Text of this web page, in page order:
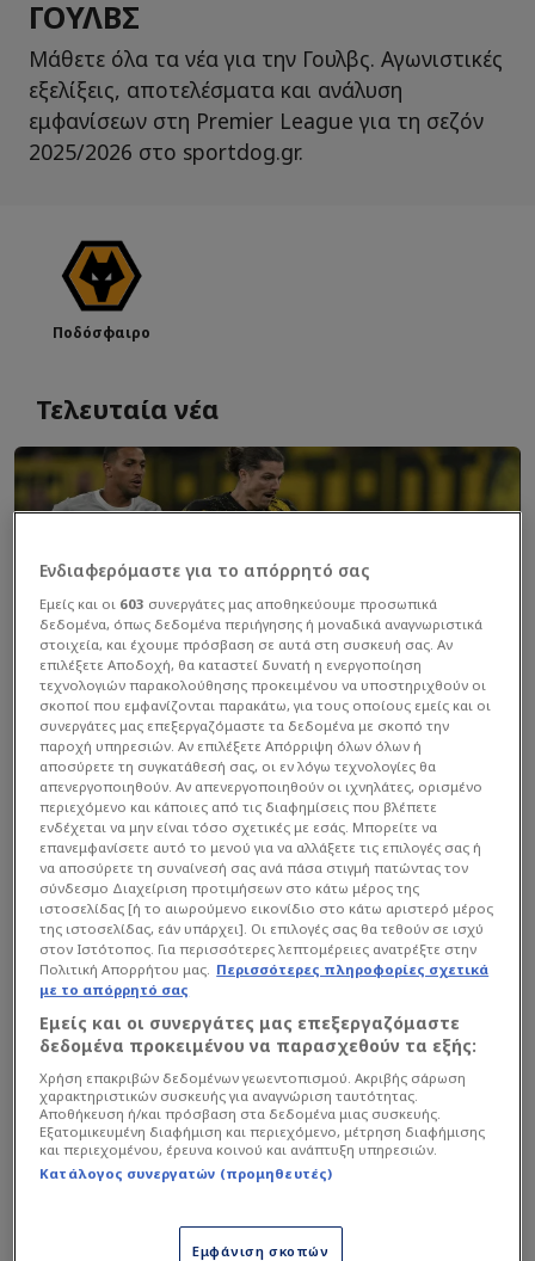
ΓΟΥΛΒΣ
Μάθετε όλα τα νέα για την Γουλβς. Αγωνιστικές
εξελίξεις, αποτελέσματα και ανάλυση
εμφανίσεων στη Premier League για τη σεζόν
2025/2026 στο sportdog.gr.
Ποδόσφαιρο
Τελευταία νέα
Super League| 03/08 - 22:00
Νέος... Μάτιτς για Ολυμπιακό! Ένα
ακριβό θηρίο που εκνεύρισε και τον
Νεϊμάρ
Δεν είναι ο χαφ που θα οργανώσει ολόκληρο...
Ενδιαφερόμαστε για το απόρρητό σας
Εμείς και οι 603 συνεργάτες μας αποθηκεύουμε προσωπικά
δεδομένα, όπως δεδομένα περιήγησης ή μοναδικά αναγνωριστικά
στοιχεία, και έχουμε πρόσβαση σε αυτά στη συσκευή σας. Αν
επιλέξετε Αποδοχή, θα καταστεί δυνατή η ενεργοποίηση
τεχνολογιών παρακολούθησης προκειμένου να υποστηριχθούν οι
σκοποί που εμφανίζονται παρακάτω, για τους οποίους εμείς και οι
συνεργάτες μας επεξεργαζόμαστε τα δεδομένα με σκοπό την
παροχή υπηρεσιών. Αν επιλέξετε Απόρριψη όλων όλων ή
αποσύρετε τη συγκατάθεσή σας, οι εν λόγω τεχνολογίες θα
απενεργοποιηθούν. Αν απενεργοποιηθούν οι ιχνηλάτες, ορισμένο
περιεχόμενο και κάποιες από τις διαφημίσεις που βλέπετε
ενδέχεται να μην είναι τόσο σχετικές με εσάς. Μπορείτε να
επανεμφανίσετε αυτό το μενού για να αλλάξετε τις επιλογές σας ή
να αποσύρετε τη συναίνεσή σας ανά πάσα στιγμή πατώντας τον
σύνδεσμο Διαχείριση προτιμήσεων στο κάτω μέρος της
ιστοσελίδας [ή το αιωρούμενο εικονίδιο στο κάτω αριστερό μέρος
της ιστοσελίδας, εάν υπάρχει]. Οι επιλογές σας θα τεθούν σε ισχύ
στον Ιστότοπος. Για περισσότερες λεπτομέρειες ανατρέξτε στην
Πολιτική Απορρήτου μας. Περισσότερες πληροφορίες σχετικά
με το απόρρητό σας
Εμείς και οι συνεργάτες μας επεξεργαζόμαστε
δεδομένα προκειμένου να παρασχεθούν τα εξής:
Χρήση επακριβών δεδομένων γεωεντοπισμού. Ακριβής σάρωση
χαρακτηριστικών συσκευής για αναγνώριση ταυτότητας.
Αποθήκευση ή/και πρόσβαση στα δεδομένα μιας συσκευής.
Εξατομικευμένη διαφήμιση και περιεχόμενο, μέτρηση διαφήμισης
και περιεχομένου, έρευνα κοινού και ανάπτυξη υπηρεσιών.
Κατάλογος συνεργατών (προμηθευτές)
Εμφάνιση σκοπών